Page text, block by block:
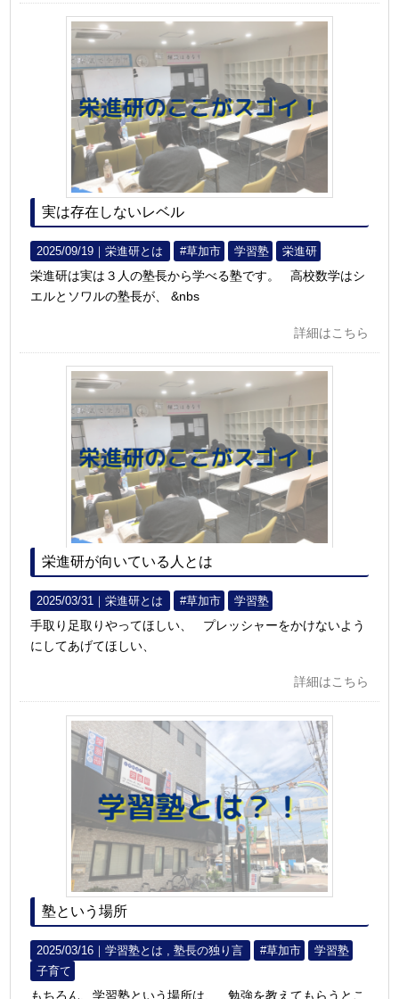
実は存在しないレベル
2025/09/19｜栄進研とは #草加市 学習塾 栄進研
栄進研は実は３人の塾長から学べる塾です。 高校数学はシ
エルとソワルの塾長が、 &nbs
詳細はこちら
栄進研が向いている人とは
2025/03/31｜栄進研とは #草加市 学習塾
手取り足取りやってほしい、 プレッシャーをかけないよう
にしてあげてほしい、
詳細はこちら
塾という場所
2025/03/16｜学習塾とは 塾長の独り言 #草加市
学習塾
子育て
もちろん、学習塾という場所は、 勉強を教えてもらうとこ